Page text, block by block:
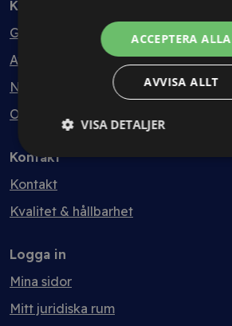
Kunskapsbank
Guider
Avtalsmallar
Nyheter
Ordlista
Kontakt
Kontakt
Kvalitet & hållbarhet
Logga in
Mina sidor
Mitt juridiska rum
ACCEPTERA ALLA
AVVISA ALLT
VISA DETALJER